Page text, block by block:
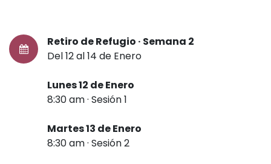
Retiro de Refugio · Semana 2
Del 12 al 14 de Enero
Lunes 12 de Enero
8:30 am · Sesión 1
Martes 13 de Enero
8:30 am · Sesión 2